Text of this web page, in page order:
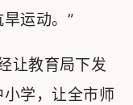
运动。”
让教育局下发
学，让全市师